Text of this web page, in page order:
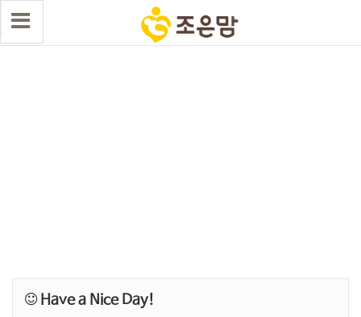
Have a Nice Day!